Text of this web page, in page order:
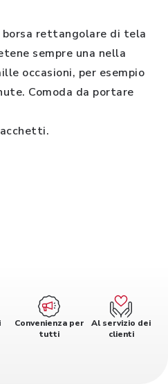
rettangolare di tela
sempre una nella
occasioni, per esempio
Comoda da portare
Convenienza per
tutti
Al servizio dei
clienti